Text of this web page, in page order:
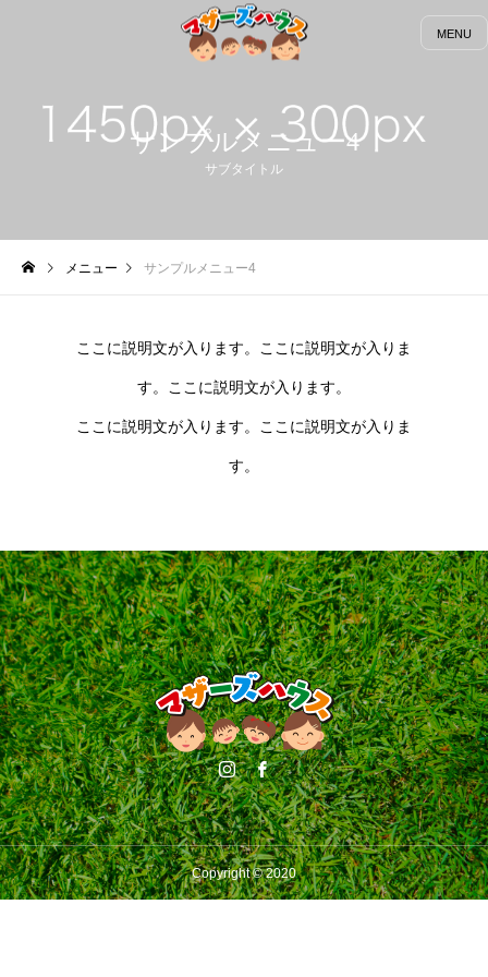
MENU
サンプルメニュー4
サブタイトル
メニュー サンプルメニュー4
ここに説明文が入ります。ここに説明文が入りま
す。ここに説明文が入ります。
ここに説明文が入ります。ここに説明文が入りま
す。
Copyright © 2020